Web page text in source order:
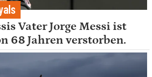
Vater Jorge Messi ist
68 Jahren verstorben.